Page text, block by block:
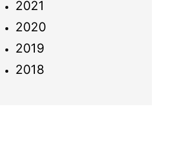
2021
2020
2019
2018